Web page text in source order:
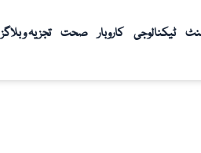
ٹیکنالوجی کاروبار صحت تجزیہ و بلاگز